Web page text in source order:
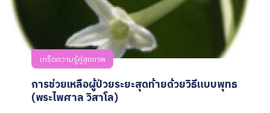
เกร็ดความรู้คู่สุขภาพ
การช่วยเหลือผู้ป่วยระยะสุดท้ายด้วยวิธีแบบพุทธ
(พระไพศาล วิสาโล)